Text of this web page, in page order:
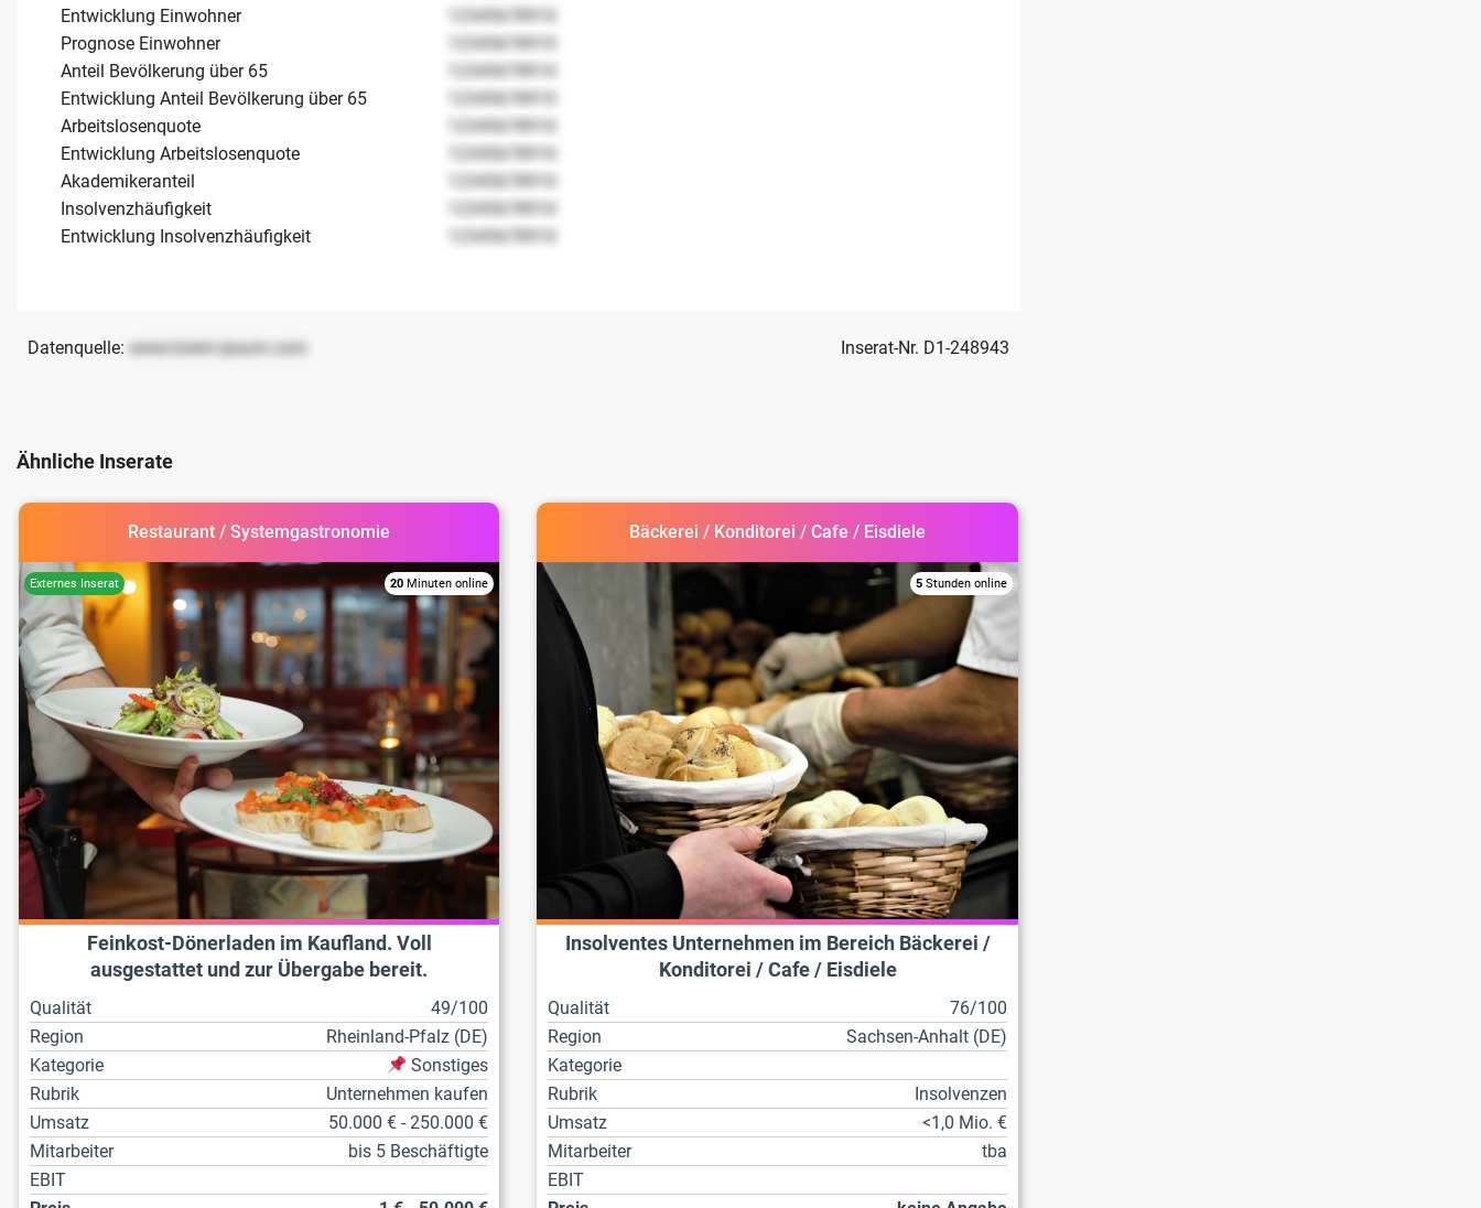
Entwicklung Einwohner
12345678910
Prognose Einwohner
12345678910
Anteil Bevölkerung über 65
12345678910
Entwicklung Anteil Bevölkerung über 65
12345678910
Arbeitslosenquote
12345678910
Entwicklung Arbeitslosenquote
12345678910
Akademikeranteil
12345678910
Insolvenzhäufigkeit
12345678910
Entwicklung Insolvenzhäufigkeit
12345678910
Datenquelle: www.lorem-ipsum.com Inserat-Nr. D1-248943
Ähnliche Inserate
Restaurant / Systemgastronomie
20 Minuten online
Feinkost-Dönerladen im Kaufland. Voll
ausgestattet und zur Übergabe bereit.
Qualität
49/100
Region
Rheinland-Pfalz (DE)
Kategorie
Sonstiges
Rubrik
Unternehmen kaufen
Umsatz
50.000 € - 250.000 €
Mitarbeiter
bis 5 Beschäftigte
EBIT
Bäckerei / Konditorei / Cafe / Eisdiele
5Stunden online
Insolventes Unternehmen im Bereich Bäckerei /
Konditorei / Cafe / Eisdiele
Qualität
76/100
Region
Sachsen-Anhalt (DE)
Kategorie
Rubrik
Insolvenzen
Umsatz
<1,0 Mio. €
Mitarbeiter
tba
EBIT